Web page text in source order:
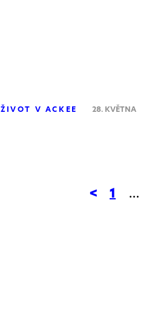
ŽIVOT V ACKEE
28. KVĚTNA
< 1 …